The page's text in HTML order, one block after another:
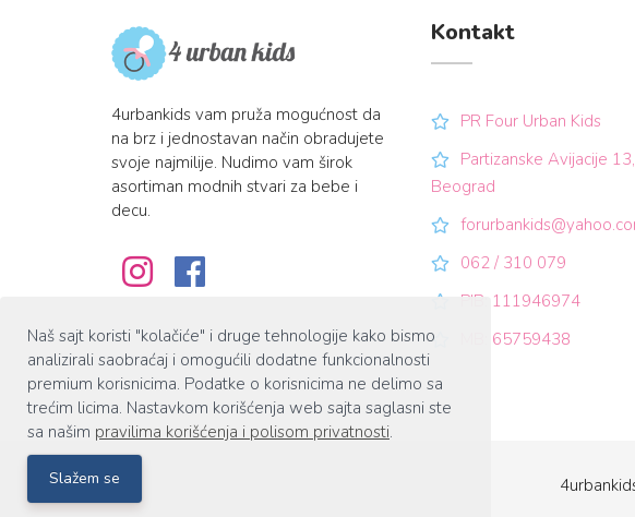
Naš sajt koristi "kolačiće" i druge tehnologije kako bismo
analizirali saobraćaj i omogućili dodatne funkcionalnosti
premium korisnicima. Podatke o korisnicima ne delimo sa
trećim licima. Nastavkom korišćenja web sajta saglasni ste
sa našim pravilima korišćenja i polisom privatnosti.
Slažem se
4urbankids vam pruža mogućnost da
na brz i jednostavan način obradujete
svoje najmilije. Nudimo vam širok
asortiman modnih stvari za bebe i
decu.
Kontakt
PR Four Urban Kids
Partizanske Avijacije
Beograd
062 / 310 079
PIB: 111946974
MB: 65759438